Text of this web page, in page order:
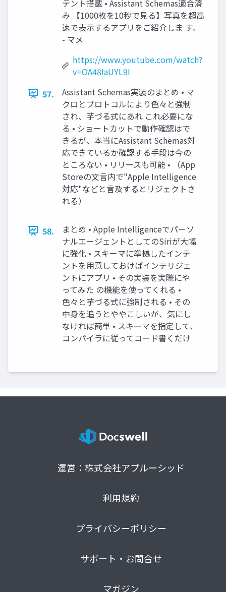
テント搭載 • Assistant Schemas適合済
み 【1000枚を10秒で見る】写真を超高
速で表示するアプリをご紹介しま す。
- マメ
https://www.youtube.com/watch?
v=OA48IaUYL9I
57.
Assistant Schemas実装のまとめ • マ
クロとプロトコルにより色々と強制
され、芋づる式にあれ これ必要にな
る • ショートカットで動作確認はで
きるが、本当にAssistant Schemas対
応できているか確認する手段は今の
ところない • リリースも可能 • （App
Storeの文言内で"Apple Intelligence
対応"などと言及するとリジェクトさ
れる）
58.
まとめ • Apple Intelligenceでパーソ
ナルエージェントとしてのSiriが大幅
に強化 • スキーマに準拠したインテ
ントを用意しておけばインテリジェ
ントにアプリ • その実装を実際にや
ってみた の機能を使ってくれる •
色々と芋づる式に強制される • その
中身を追うとややこしいが、気にし
なければ簡単 • スキーマを指定して、
コンパイラに従ってコード書くだけ
運営：株式会社アプルーシッド
利用規約
プライバシーポリシー
サポート・お問合せ
マガジン